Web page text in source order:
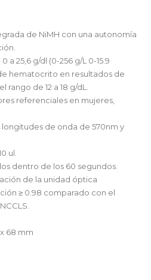
de NiMH con una autonomía
a 25,6 g/dl (0-256 g/L 0-15.9
hematocrito en resultados de
de 12 a 18 g/dL.
referenciales en mujeres,
de onda de 570nm y
ul.
dentro de los 60 segundos.
de la unidad óptica
≥ 0.98 comparado con el
68 mm